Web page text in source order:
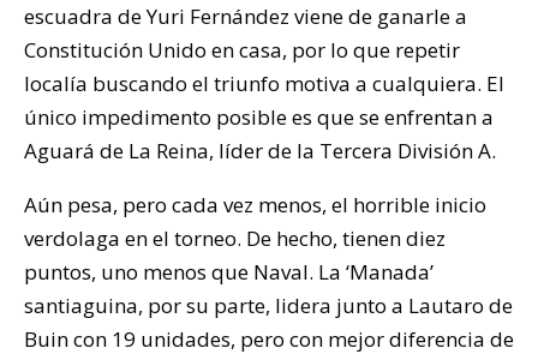
escuadra de Yuri Fernández viene de ganarle a
Constitución Unido en casa, por lo que repetir
localía buscando el triunfo motiva a cualquiera. El
único impedimento posible es que se enfrentan a
Aguará de La Reina, líder de la Tercera División A.
Aún pesa, pero cada vez menos, el horrible inicio
verdolaga en el torneo. De hecho, tienen diez
puntos, uno menos que Naval. La ‘Manada’
santiaguina, por su parte, lidera junto a Lautaro de
Buin con 19 unidades, pero con mejor diferencia de